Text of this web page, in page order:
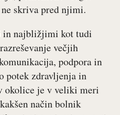
skriva pred njimi.
in najbližjimi kot tudi
večjih
podpora in
potek zdravljenja in
okolice je v veliki meri
način bolnik